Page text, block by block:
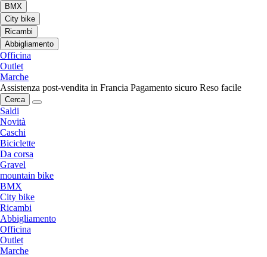
BMX
City bike
Ricambi
Abbigliamento
Officina
Outlet
Marche
Assistenza post-vendita in Francia Pagamento sicuro Reso facile
Cerca
Saldi
Novità
Caschi
Biciclette
Da corsa
Gravel
mountain bike
BMX
City bike
Ricambi
Abbigliamento
Officina
Outlet
Marche